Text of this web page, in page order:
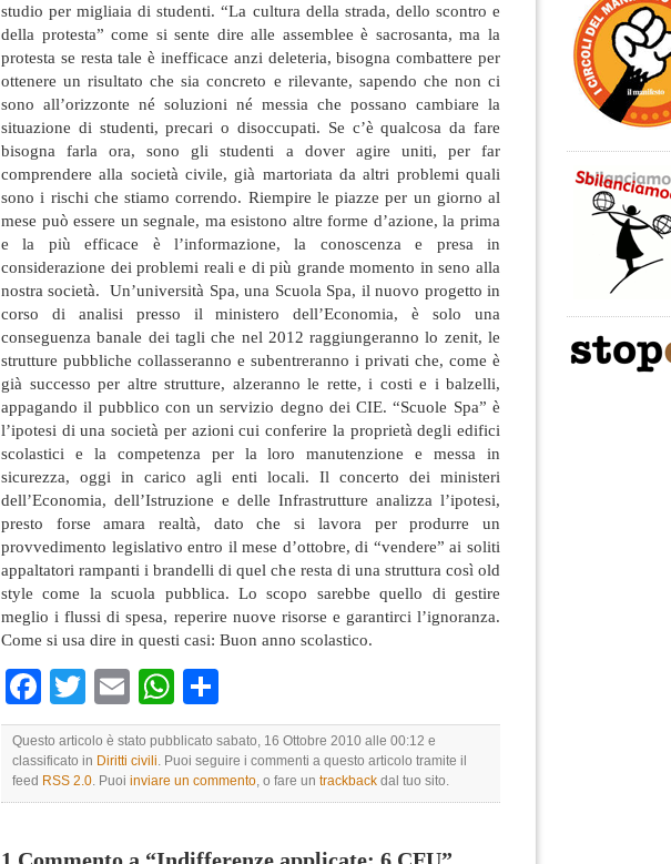
studio per migliaia di studenti. “La cultura della strada, dello scontro e
della protesta” come si sente dire alle assemblee è sacrosanta, ma la
protesta se resta tale è inefficace anzi deleteria, bisogna combattere per
ottenere un risultato che sia concreto e rilevante, sapendo che non ci
sono all’orizzonte né soluzioni né messia che possano cambiare la
situazione di studenti, precari o disoccupati. Se c’è qualcosa da fare
bisogna farla ora, sono gli studenti a dover agire uniti, per far
comprendere alla società civile, già martoriata da altri problemi quali
sono i rischi che stiamo correndo. Riempire le piazze per un giorno al
mese può essere un segnale, ma esistono altre forme d’azione, la prima
e la più efficace è l’informazione, la conoscenza e presa in
considerazione dei problemi reali e di più grande momento in seno alla
nostra società. Un’università Spa, una Scuola Spa, il nuovo progetto in
corso di analisi presso il ministero dell’Economia, è solo una
conseguenza banale dei tagli che nel 2012 raggiungeranno lo zenit, le
strutture pubbliche collasseranno e subentreranno i privati che, come è
già successo per altre strutture, alzeranno le rette, i costi e i balzelli,
appagando il pubblico con un servizio degno dei CIE. “Scuole Spa” è
l’ipotesi di una società per azioni cui conferire la proprietà degli edifici
scolastici e la competenza per la loro manutenzione e messa in
sicurezza, oggi in carico agli enti locali. Il concerto dei ministeri
dell’Economia, dell’Istruzione e delle Infrastrutture analizza l’ipotesi,
presto forse amara realtà, dato che si lavora per produrre un
provvedimento legislativo entro il mese d’ottobre, di “vendere” ai soliti
appaltatori rampanti i brandelli di quel che resta di una struttura così old
style come la scuola pubblica. Lo scopo sarebbe quello di gestire
meglio i flussi di spesa, reperire nuove risorse e garantirci l’ignoranza.
Come si usa dire in questi casi: Buon anno scolastico.
Facebook
TwitterEmailWhatsApp
Questo articolo è stato pubblicato sabato, 16 Ottobre 2010 alle 00:12 e
classificato in Diritti civili. Puoi seguire i commenti a questo articolo tramite il
feed RSS 2.0. Puoi inviare un commento, o fare un trackback dal tuo sito.